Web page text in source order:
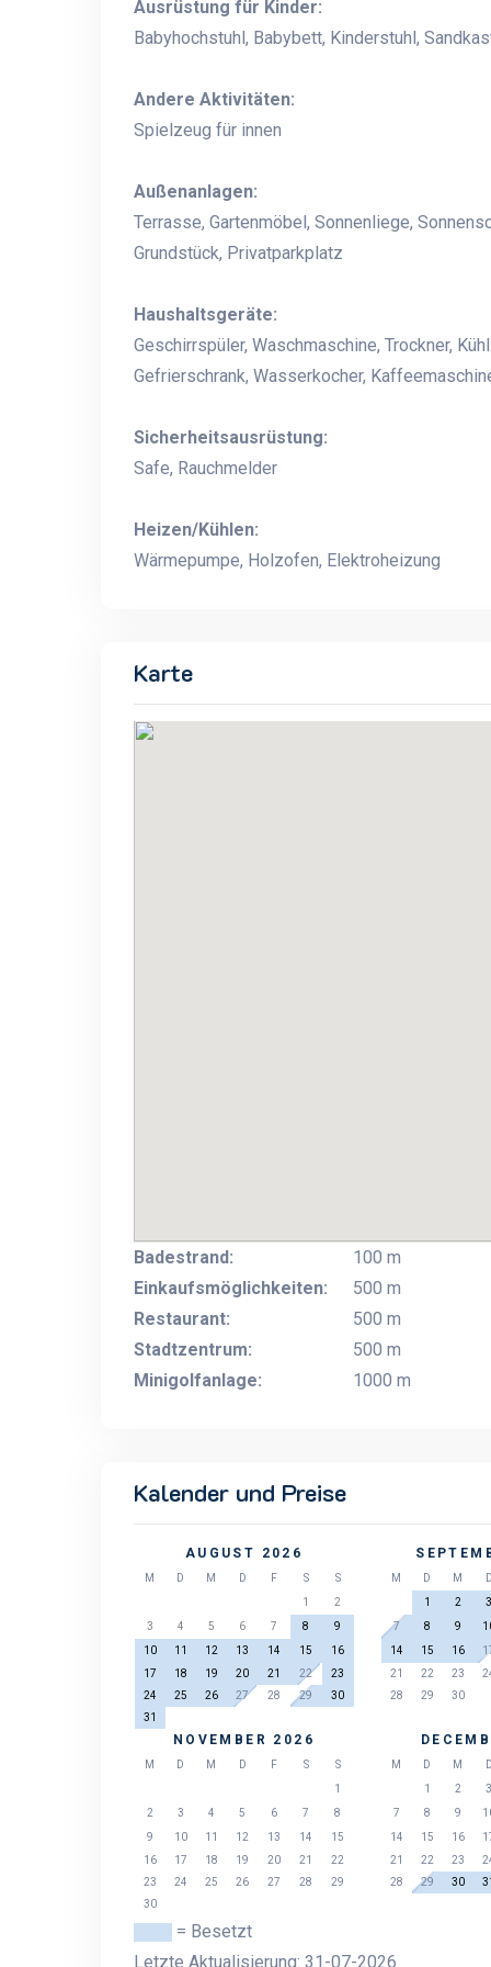
Ausrüstung für Kinder:
Babyhochstuhl, Babybett, Kinderstuhl,
Andere Aktivitäten:
Spielzeug für innen
Außenanlagen:
Terrasse, Gartenmöbel, Sonnenliege,
Grundstück, Privatparkplatz
Haushaltsgeräte:
Geschirrspüler, Waschmaschine, Trockner,
Gefrierschrank, Wasserkocher,
Sicherheitsausrüstung:
Safe, Rauchmelder
Heizen/Kühlen:
Wärmepumpe, Holzofen, Elektroheizung
Karte
Badestrand:
100 m
Einkaufsmöglichkeiten:
500 m
Restaurant:
500 m
Stadtzentrum:
500 m
Minigolfanlage:
1000 m
Kalender und Preise
AUGUST 2026
M D M D F S
S
1
2
3
4 5 6 7 8
9
10
11 12 13 14 15
16
17
18 19 20 21 22
23
24
25 26 27 28 29
30
31
M D M D
1
2 3
7
8 9
14
15 16
21
22 23
28
29 30
NOVEMBER 2026
M D M D F S
S
1
2
3 4 5 6 7
8
9
10 11 12 13 14
15
16
17 18 19 20 21
22
23
24 25 26 27 28
29
30
M D M D
1
2 3
7
8 9
14
15 16
21
22 23
28
29 30
= Besetzt
Letzte Aktualisierung: 31-07-2026